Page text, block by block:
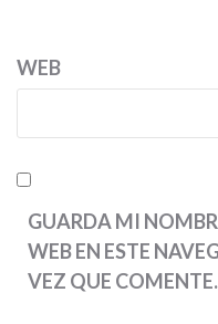
WEB
GUARDA MI
WEB EN ESTE
VEZ QUE COMENTE.